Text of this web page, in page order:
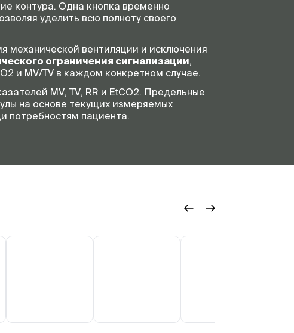
контура. Одна кнопка временно
уделить всю полноту своего
механической вентиляции и исключения
ограничения сигнализации,
и MV/TV в каждом конкретном случае.
MV, TV, RR и EtCO2. Предельные
на основе текущих измеряемых
потребностям пациента.